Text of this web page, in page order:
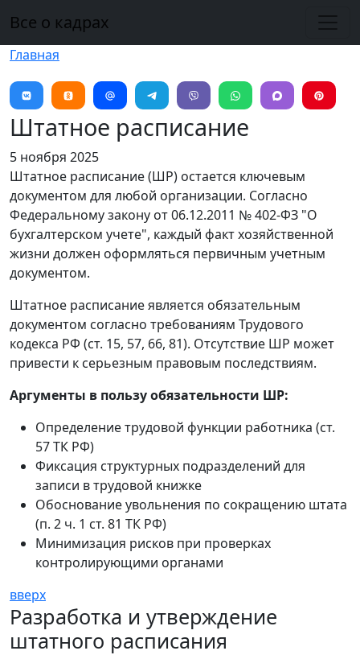
Все о кадрах
Главная
Штатное расписание
5 ноября 2025
Штатное расписание (ШР) остается ключевым
документом для любой организации. Согласно
Федеральному закону от 06.12.2011 № 402-ФЗ "О
бухгалтерском учете", каждый факт хозяйственной
жизни должен оформляться первичным учетным
документом.
Штатное расписание является обязательным
документом согласно требованиям Трудового
кодекса РФ (ст. 15, 57, 66, 81). Отсутствие ШР может
привести к серьезным правовым последствиям.
Аргументы в пользу обязательности ШР:
Определение трудовой функции работника (ст.
57 ТК РФ)
Фиксация структурных подразделений для
записи в трудовой книжке
Обоснование увольнения по сокращению штата
(п. 2 ч. 1 ст. 81 ТК РФ)
Минимизация рисков при проверках
контролирующими органами
вверх
Разработка и утверждение
штатного расписания